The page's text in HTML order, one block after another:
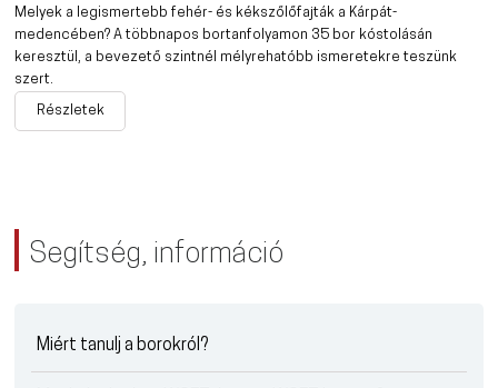
Melyek a legismertebb fehér- és kékszőlőfajták a Kárpát-
medencében? A többnapos bortanfolyamon 35 bor kóstolásán
keresztül, a bevezető szintnél mélyrehatóbb ismeretekre teszünk
szert.
Részletek
Segítség, információ
Miért tanulj a borokról?